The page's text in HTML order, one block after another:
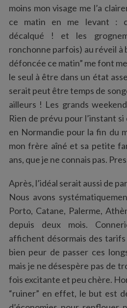
moins mon visage me l’a
ce matin en me levant :
décalqué ! et les
ronchonne parfois) au réveil à
défoncée ce matin” me font
le seul à être dans un état
serait peut être temps de
ailleurs ! Les grands
Rien de prévu pour l’instant
en Normandie pour la fin du
mon frère aîné et sa petite
ans, que je ne connais pas.
Après, l’idéal serait aussi de
Nous avons
Porto, Catane, Palerme,
depuis deux mois.
affichent désormais des
bien peur de passer ces
mais je ne désespère pas de
fois excitante et peu chère.
“ruiner” en effet, le but est